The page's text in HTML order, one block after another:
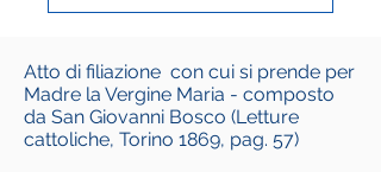
Atto di filiazione con cui si prende per
Madre la Vergine Maria - composto
da San Giovanni Bosco (Letture
cattoliche, Torino 1869, pag. 57)